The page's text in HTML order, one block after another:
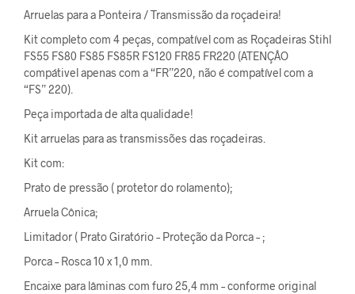
Arruelas para a Ponteira / Transmissão da roçadeira!
Kit completo com 4 peças, compatível com as Roçadeiras Stihl
FS55 FS80 FS85 FS85R FS120 FR85 FR220 (ATENÇÂO
compátivel apenas com a “FR”220, não é compatível com a
“FS” 220).
Peça importada de alta qualidade!
Kit arruelas para as transmissões das roçadeiras.
Kit com:
Prato de pressão ( protetor do rolamento);
Arruela Cônica;
Limitador ( Prato Giratório – Proteção da Porca – ;
Porca – Rosca 10 x 1,0 mm.
Encaixe para lâminas com furo 25,4 mm – conforme original